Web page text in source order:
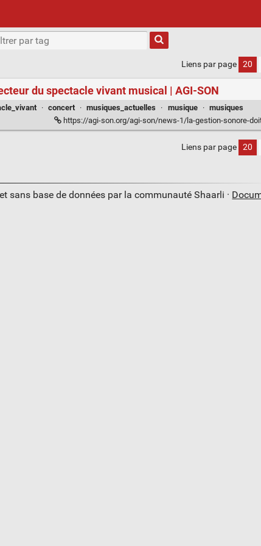
Liens par page 20
du spectacle vivant musical | AGI-SON
· concert · musiques_actuelles · musique · musiques
https://agi-son.org/agi-son/news-1/la-gestion-sonore-doit-devenir-un-sujet-central-et-systemique-du-
Liens par page 20
sans base de données par la communauté Shaarli ·